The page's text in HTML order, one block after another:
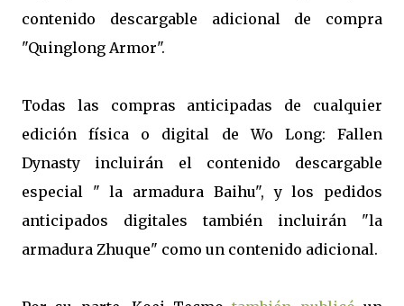
contenido descargable adicional de compra
"Quinglong Armor".
Todas las compras anticipadas de cualquier
edición física o digital de Wo Long: Fallen
Dynasty incluirán el contenido descargable
especial " la armadura Baihu", y los pedidos
anticipados digitales también incluirán "la
armadura Zhuque" como un contenido adicional.